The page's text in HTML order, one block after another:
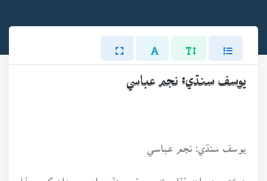
يوسف سنڌي: نجم عباسي
يوسف سنڌي: نجم عباسي
هڪڙي همراهه ٻُڌايو ته يوسف سنڌي، ادبي ميدان کي صفا